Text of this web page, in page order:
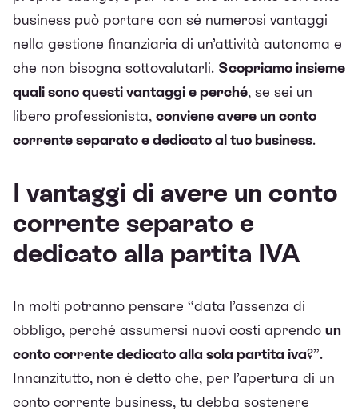
business può portare con sé numerosi vantaggi
nella gestione finanziaria di un’attività autonoma e
che non bisogna sottovalutarli. Scopriamo insieme
quali sono questi vantaggi e perché, se sei un
libero professionista, conviene avere un conto
corrente separato e dedicato al tuo business.
I vantaggi di avere un conto
corrente separato e
dedicato alla partita IVA
In molti potranno pensare “data l’assenza di
obbligo, perché assumersi nuovi costi aprendo un
conto corrente dedicato alla sola partita iva?”.
Innanzitutto, non è detto che, per l’apertura di un
conto corrente business, tu debba sostenere